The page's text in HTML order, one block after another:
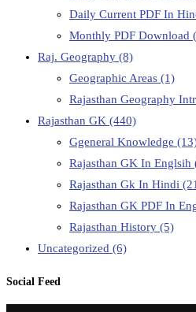
Daily Current PDF In
Monthly PDF Download
Raj. Geography (8)
Geographic Areas (1)
Rajasthan Geography
Rajasthan GK (440)
Ggeneral Knowledge
Rajasthan GK In Englsih
Rajasthan Gk In Hindi
Rajasthan GK PDF In
Rajasthan History (5)
Uncategorized (6)
Social Feed